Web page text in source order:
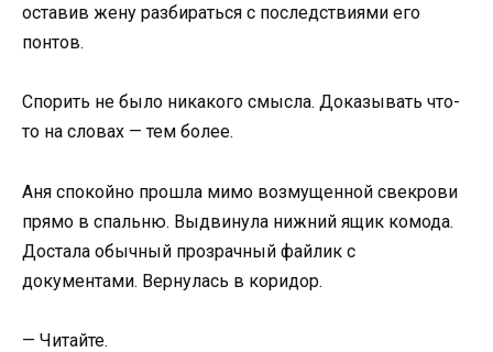
оставив жену разбираться с последствиями его
понтов.
Спорить не было никакого смысла. Доказывать что-
то на словах — тем более.
Аня спокойно прошла мимо возмущенной свекрови
прямо в спальню. Выдвинула нижний ящик комода.
Достала обычный прозрачный файлик с
документами. Вернулась в коридор.
— Читайте.